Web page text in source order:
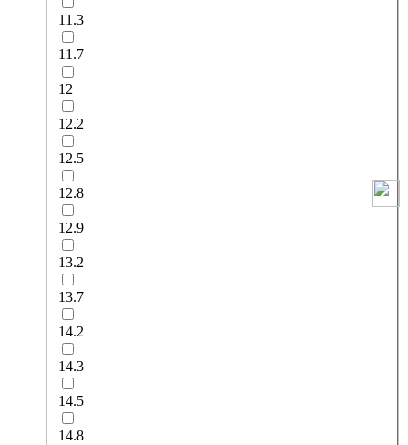
11.3
11.7
12
12.2
12.5
12.8
12.9
13.2
13.7
14.2
14.3
14.5
14.8